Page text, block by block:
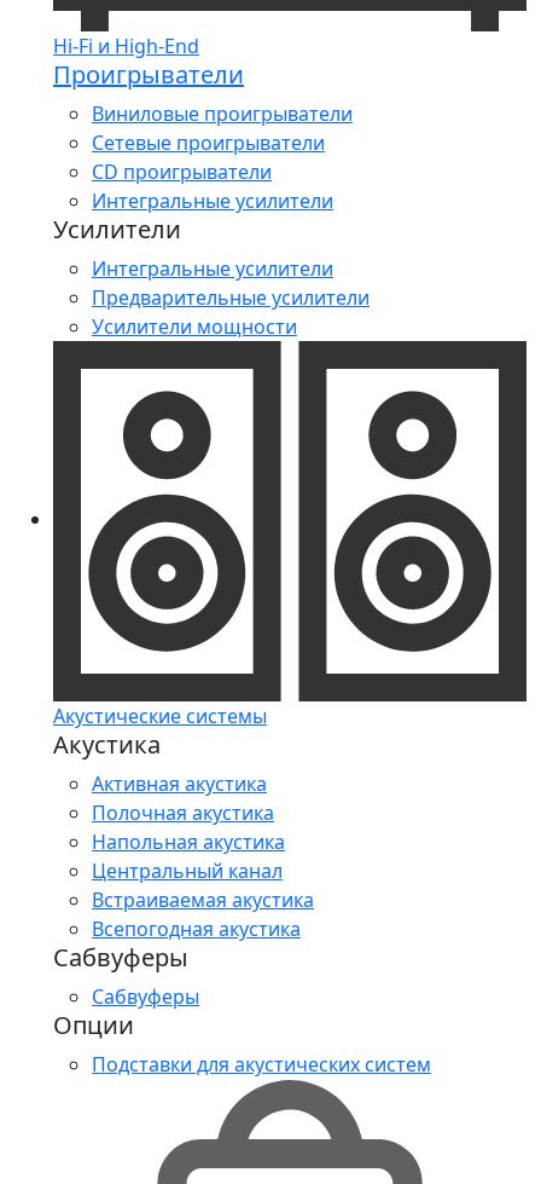
Hi-Fi и High-End
Проигрыватели
Виниловые проигрыватели
Сетевые проигрыватели
CD проигрыватели
Интегральные усилители
Усилители
Интегральные усилители
Предварительные усилители
Усилители мощности
Акустические системы
Акустика
Активная акустика
Полочная акустика
Напольная акустика
Центральный канал
Встраиваемая акустика
Всепогодная акустика
Сабвуферы
Сабвуферы
Опции
Подставки для акустических систем